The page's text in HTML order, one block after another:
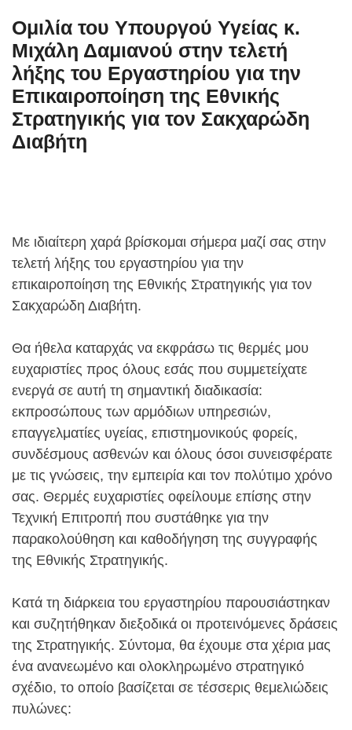
Ομιλία του Υπουργού Υγείας κ.
Μιχάλη Δαμιανού στην τελετή
λήξης του Εργαστηρίου για την
Επικαιροποίηση της Εθνικής
Στρατηγικής για τον Σακχαρώδη
Διαβήτη
Με ιδιαίτερη χαρά βρίσκομαι σήμερα μαζί σας στην
τελετή λήξης του εργαστηρίου για την
επικαιροποίηση της Εθνικής Στρατηγικής για τον
Σακχαρώδη Διαβήτη.
Θα ήθελα καταρχάς να εκφράσω τις θερμές μου
ευχαριστίες προς όλους εσάς που συμμετείχατε
ενεργά σε αυτή τη σημαντική διαδικασία:
εκπροσώπους των αρμόδιων υπηρεσιών,
επαγγελματίες υγείας, επιστημονικούς φορείς,
συνδέσμους ασθενών και όλους όσοι συνεισφέρατε
με τις γνώσεις, την εμπειρία και τον πολύτιμο χρόνο
σας. Θερμές ευχαριστίες οφείλουμε επίσης στην
Τεχνική Επιτροπή που συστάθηκε για την
παρακολούθηση και καθοδήγηση της συγγραφής
της Εθνικής Στρατηγικής.
Κατά τη διάρκεια του εργαστηρίου παρουσιάστηκαν
και συζητήθηκαν διεξοδικά οι προτεινόμενες δράσεις
της Στρατηγικής. Σύντομα, θα έχουμε στα χέρια μας
ένα ανανεωμένο και ολοκληρωμένο στρατηγικό
σχέδιο, το οποίο βασίζεται σε τέσσερις θεμελιώδεις
πυλώνες: